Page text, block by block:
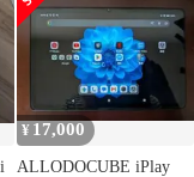
¥ 17,000
ALLODOCUBE iPlay